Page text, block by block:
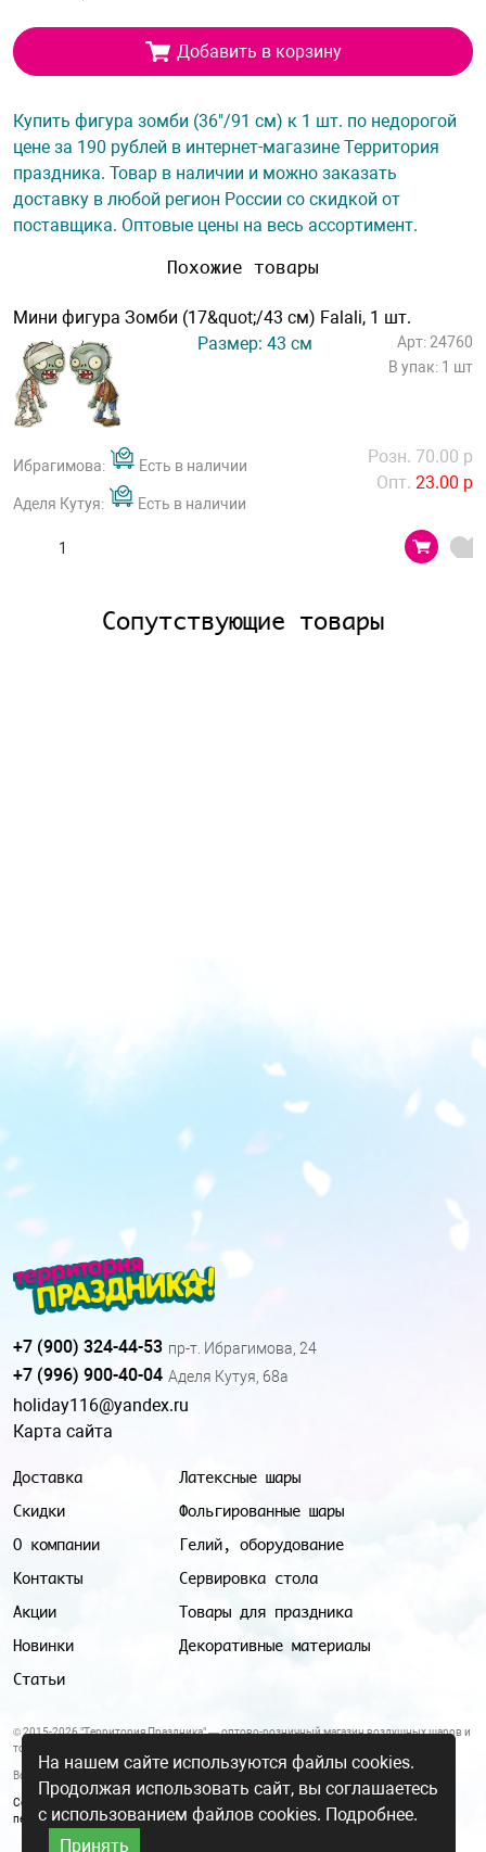
Добавить в корзину
Купить фигура зомби (36"/91 см) к 1 шт. по недорогой
цене за 190 рублей в интернет-магазине Территория
праздника. Товар в наличии и можно заказать
доставку в любой регион России со скидкой от
поставщика. Оптовые цены на весь ассортимент.
Похожие товары
Мини фигура Зомби (17&quot;/43 см) Falali, 1 шт.
Размер: 43 см
Арт: 24760
В упак: 1 шт
Ибрагимова: Есть в наличии
Аделя Кутуя: Есть в наличии
Розн. 70.00 р
Опт. 23.00 р
Сопутствующие товары
Доставка
Скидки
О компании
Контакты
Акции
Новинки
Статьи
Латексные шары
Фольгированные шары
Гелий, оборудование
Сервировка стола
Товары для праздника
Декоративные материалы
+7 (900) 324-44-53 пр-т. Ибрагимова, 24
+7 (996) 900-40-04 Аделя Кутуя, 68а
holiday116@yandex.ru
Карта сайта
© 2015-2026 "Территория Праздника" — оптово-розничный магазин воздушных шаров и
товаров для праздника.
Все цены и условия, указанные на данном сайте, не являются публичной офертой.
Согласие на обработку персональных данных
персональных данных
На нашем сайте используются файлы cookies.
Продолжая использовать сайт, вы соглашаетесь
с использованием файлов cookies. Подробнее.
Принять